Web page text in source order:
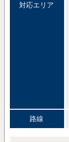
対応エリア
路線